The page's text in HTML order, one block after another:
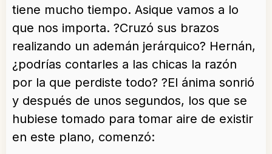
tiene mucho tiempo. Asique vamos a lo
que nos importa. ?Cruzó sus brazos
realizando un ademán jerárquico? Hernán,
¿podrías contarles a las chicas la razón
por la que perdiste todo? ?El ánima sonrió
y después de unos segundos, los que se
hubiese tomado para tomar aire de existir
en este plano, comenzó: